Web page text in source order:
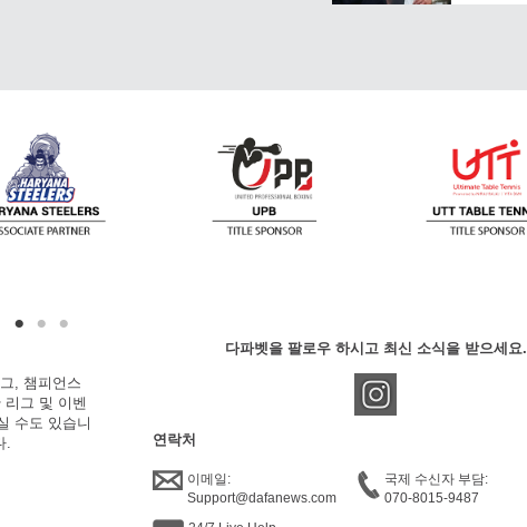
, 챔피언스
그 및 이벤
수도 있습니
.
다파벳을 팔로우 하시고 최신 소식을 받으세요.
연락처
이메일:
Support@dafanews.com
국제 수신자 부담:
070-8015-9487